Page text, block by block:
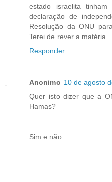
estado israelita
declaração de
Resolução da ONU
Terei de rever a matéria
Responder
Anonimo 10 de agosto
Quer isto dizer que a
Hamas?
Sim e não.